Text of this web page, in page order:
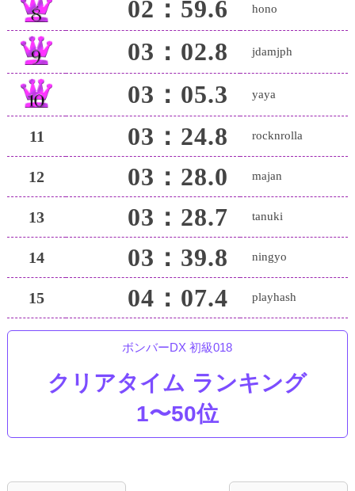
02：59.6 hono
03：02.8 jdamjph
03：05.3 yaya
11 03：24.8 rocknrolla
12 03：28.0 majan
13 03：28.7 tanuki
14 03：39.8 ningyo
15 04：07.4 playhash
ボンバーDX 初級018
クリアタイム ランキング
1〜50位